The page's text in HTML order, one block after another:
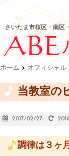
さいたま市桜区・南区
ホーム > オフィシャル
当教室の
2017/02/27
調律は３ヶ